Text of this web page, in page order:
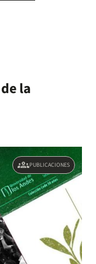
la
groupsPUBLICACIONES